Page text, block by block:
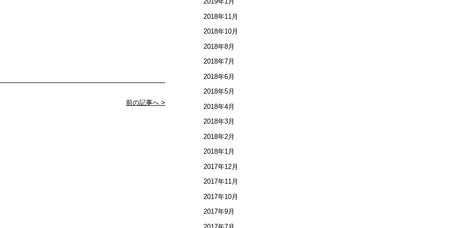
前の記事へ >
2018年11月
2018年10月
2018年8月
2018年7月
2018年6月
2018年5月
2018年4月
2018年3月
2018年2月
2018年1月
2017年12月
2017年11月
2017年10月
2017年9月
2017年7月